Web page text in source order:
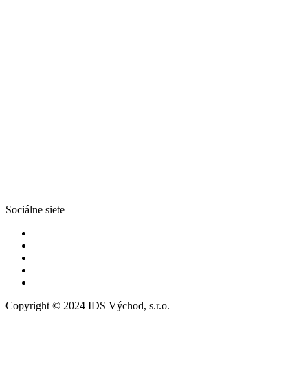
Sociálne siete
Copyright © 2024 IDS Východ, s.r.o.